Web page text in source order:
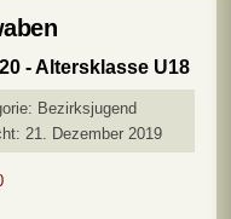
- Altersklasse U18
Bezirksjugend
21. Dezember 2019